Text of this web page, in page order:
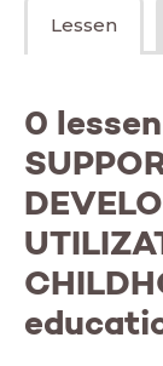
Lessen
0